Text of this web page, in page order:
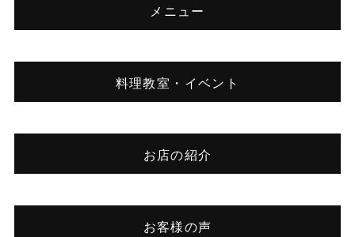
メニュー
料理教室・イベント
お店の紹介
お客様の声